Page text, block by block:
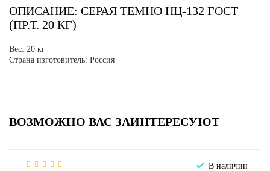
ОПИСАНИЕ: СЕРАЯ ТЕМНО НЦ-132 ГОСТ
(ПР.Т. 20 КГ)
Вес: 20 кг
Страна изготовитель: Россия
ВОЗМОЖНО ВАС ЗАИНТЕРЕСУЮТ
В наличии